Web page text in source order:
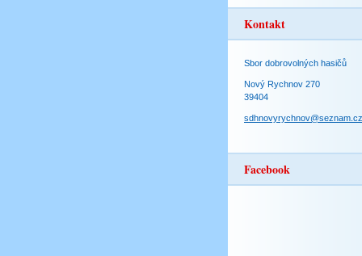
Kontakt
Sbor dobrovolných hasičů
Nový Rychnov 270
39404
sdhnovyrychnov@seznam.cz
Facebook